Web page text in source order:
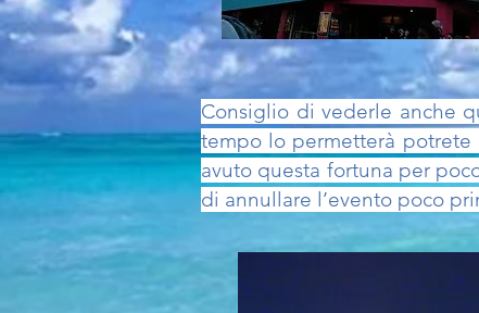
Consiglio di vederle anche
tempo lo permetterà potrete
avuto questa fortuna per
di annullare l’evento poco